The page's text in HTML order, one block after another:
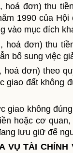
hoá đơn) thu
1990 của
vào mục đích
hoá đơn) thu
bổ sung việc
hoá đơn) theo
giao đất không
giao không
hoặc cơ
lưu giữ để
VỤ TÀI